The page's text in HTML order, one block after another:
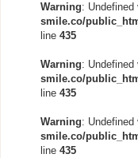
Warning: Undefined
smile.co/
line 435
Warning: Undefined
smile.co/
line 435
Warning: Undefined
smile.co/
line 435